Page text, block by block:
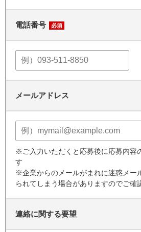
電話番号 必須
メールアドレス
※ご入力いただくと応募後に応募内容
す
※企業からのメールがまれに迷惑メー
られてしまう場合がありますのでご確
連絡に関する要望